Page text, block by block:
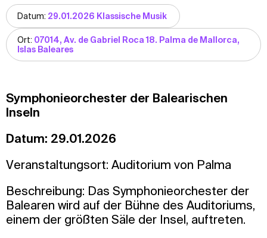
Datum: 29.01.2026 Klassische Musik
Ort: 07014, Av. de Gabriel Roca 18. Palma de Mallorca,
Islas Baleares
Symphonieorchester der Balearischen
Inseln
Datum: 29.01.2026
Veranstaltungsort: Auditorium von Palma
Beschreibung: Das Symphonieorchester der
Balearen wird auf der Bühne des Auditoriums,
einem der größten Säle der Insel, auftreten.